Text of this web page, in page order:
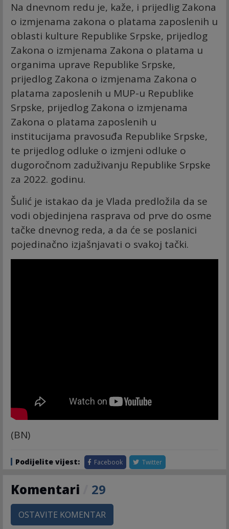
Na dnevnom redu je, kaže, i prijedlig Zakona
o izmjenama zakona o platama zaposlenih u
oblasti kulture Republike Srpske, prijedlog
Zakona o izmjenama Zakona o platama u
organima uprave Republike Srpske,
prijedlog Zakona o izmjenama Zakona o
platama zaposlenih u MUP-u Republike
Srpske, prijedlog Zakona o izmjenama
Zakona o platama zaposlenih u
institucijama pravosuđa Republike Srpske,
te prijedlog odluke o izmjeni odluke o
dugoročnom zaduživanju Republike Srpske
za 2022. godinu.
Šulić je istakao da je Vlada predložila da se
vodi objedinjena rasprava od prve do osme
tačke dnevnog reda, a da će se poslanici
pojedinačno izjašnjavati o svakoj tački.
(BN)
Podijelite vijest: Facebook Twitter
Komentari 29
OSTAVITE KOMENTAR